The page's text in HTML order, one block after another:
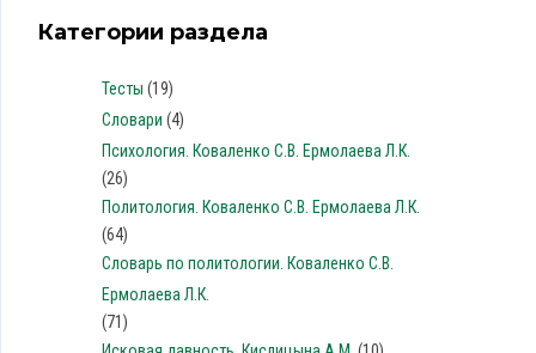
Категории раздела
Тесты (19)
Словари (4)
Психология. Коваленко С.В. Ермолаева Л.К.
(26)
Политология. Коваленко С.В. Ермолаева Л.К.
(64)
Словарь по политологии. Коваленко С.В.
Ермолаева Л.К.
(71)